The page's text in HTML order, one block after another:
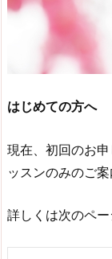
はじめての方へ
現在、初回のお
ッスンのみのご案
詳しくは次のペー